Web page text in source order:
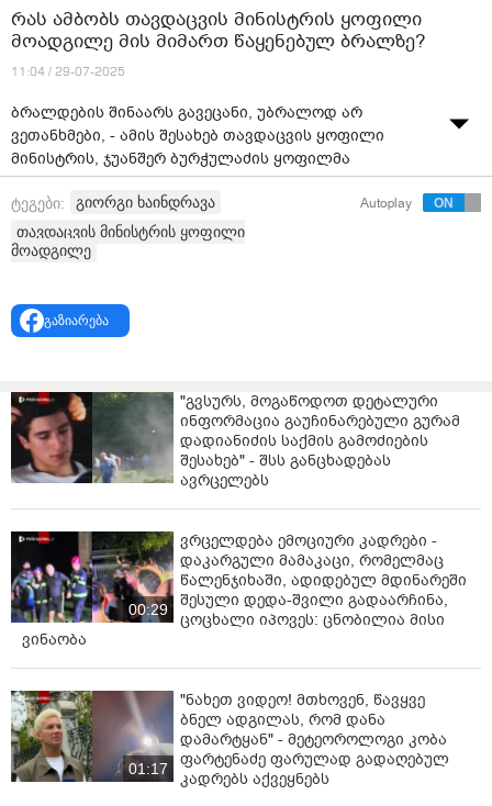
რას ამბობს თავდაცვის მინისტრის ყოფილი
მოადგილე მის მიმართ წაყენებულ ბრალზე?
11:04 / 29-07-2025
ბრალდების შინაარს გავეცანი, უბრალოდ არ
ვეთანხმები, - ამის შესახებ თავდაცვის ყოფილი
მინისტრის, ჯუანშერ ბურჭულაძის ყოფილმა
მოადგილემ გიორგი ხაინდრავამ სასამართლო
პროცესზე განაცხადა.
აღნიშნულით მან მოსამართლე ირაკლი ხუსკივაძის
ამ წუთებში, თბილისის საქალაქო სასამართლოში
დეპარტამენტის ყოფილი უფროსის, ვლადიმერ
ღუდუშაურისა და ჯუანშერ ბურჭულაძის ცოლის ძმის,
ვასილ მხეიძის სასამართლო პროცესი მიმდინარეობს.
დღევანდელ სასამართლო პროცესზე დაკავებულების
მიმართ აღკვეთის ღონისძიების შეფარდებაზე
იმსჯელებენ.
სახელმწიფო ბრალდება ყველაზე მკაცრი აღკვეთის
ღონისძიებას პატიმრობას მოითხოვს, დაცვის მხარე
გირაოს შუამდგომლობას დააყენებს.
ბრალს არ აღიარებენ.
თავდაცვის მინისტრის ყოფილ მოადგილეს, გიორგი
ხაინდრავას, იმავე სამინისტროს შესყიდვების
დეპარტამენტის ყოფილ უფროსს, ვლადიმერ
ტეგები:
გიორგი ხაინდრავა
თავდაცვის მინისტრის ყოფილი
მოადგილე
Autoplay
გაზიარება
"გვსურს, მოგაწოდოთ დეტალური
ინფორმაცია გაუჩინარებული გურამ
დადიანიძის საქმის გამოძიების
შესახებ" - შსს განცხადებას
ავრცელებს
00:29
ვრცელდება ემოციური კადრები -
დაკარგული მამაკაცი, რომელმაც
წალენჯიხაში, ადიდებულ მდინარეში
შესული დედა-შვილი გადაარჩინა,
ცოცხალი იპოვეს: ცნობილია მისი
ვინაობა
01:17
"ნახეთ ვიდეო! მთხოვენ, წავყვე
ბნელ ადგილას, რომ დანა
დამარტყან" - მეტეოროლოგი კობა
ფარტენაძე ფარულად გადაღებულ
კადრებს აქვეყნებს